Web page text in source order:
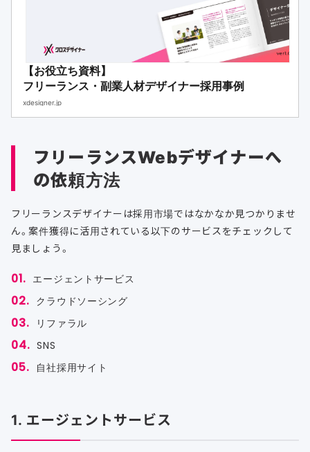
【お役立ち資料】
フリーランス・副業人材デザイナー採用事例
xdesigner.jp
フリーランスWebデザイナーへ
の依頼方法
フリーランスデザイナーは採用市場ではなかなか見つかりませ
ん。案件獲得に活用されている以下のサービスをチェックして
見ましょう。
エージェントサービス
クラウドソーシング
リファラル
SNS
自社採用サイト
1. エージェントサービス